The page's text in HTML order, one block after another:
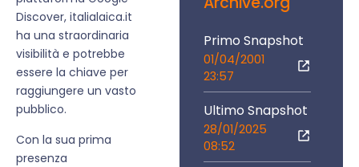
Discover, italialaica.it
ha una straordinaria
visibilità e potrebbe
essere la chiave per
raggiungere un vasto
pubblico.
Con la sua prima
presenza
Primo Snapshot
01/04/2001
23:57
Ultimo Snapshot
28/01/2025
08:52